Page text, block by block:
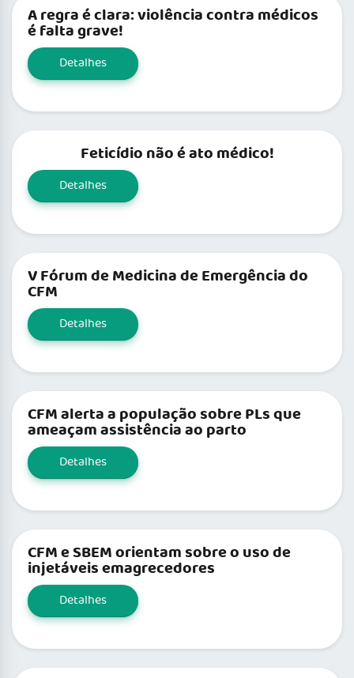
A regra é clara: violência contra médicos
é falta grave!
Detalhes
Feticídio não é ato médico!
Detalhes
V Fórum de Medicina de Emergência do
CFM
Detalhes
CFM alerta a população sobre PLs que
ameaçam assistência ao parto
Detalhes
CFM e SBEM orientam sobre o uso de
injetáveis emagrecedores
Detalhes